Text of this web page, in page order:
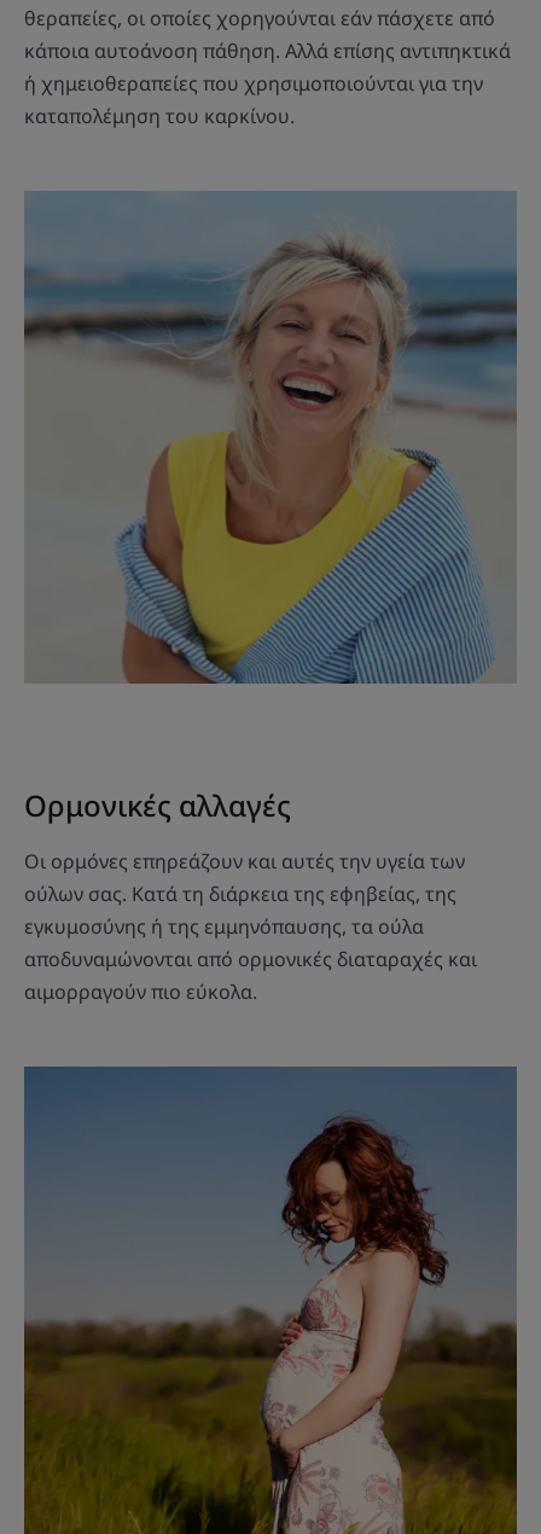
θεραπείες, οι οποίες χορηγούνται εάν πάσχετε από
κάποια αυτοάνοση πάθηση. Αλλά επίσης αντιπηκτικά
ή χημειοθεραπείες που χρησιμοποιούνται για την
καταπολέμηση του καρκίνου.
Ορμονικές αλλαγές
Οι ορμόνες επηρεάζουν και αυτές την υγεία των
ούλων σας. Κατά τη διάρκεια της εφηβείας, της
εγκυμοσύνης ή της εμμηνόπαυσης, τα ούλα
αποδυναμώνονται από ορμονικές διαταραχές και
αιμορραγούν πιο εύκολα.